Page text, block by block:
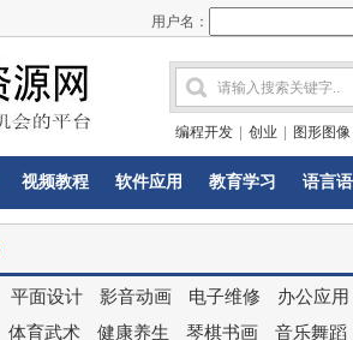
用户名：
编程开发 创业 图形图像
视频教程 软件应用 教育学习 语言
平面设计 影音动画 电子维修
办公应用
体育武术 健康养生 琴棋书画
音乐舞蹈